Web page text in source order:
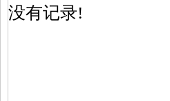
没有记录!